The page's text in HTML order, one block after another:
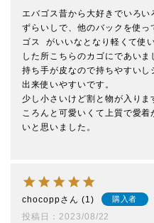
エバゴス昔から大好きでいろ
ずらいしで、他のバックを使
ゴス  がいいなとなり軽くて使
した所こちらのカゴにであいま
持ち手が皮なので持ちやすい
出来使いやすいです。
少し小さいけど割と物が入りま
ころんと可愛いくて上質で愛
いと思いました。
chocopp 1 購入者
投稿日
2023/08/22